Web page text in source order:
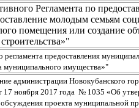
Регламента по
молодым семьям
помещения или создание
предоставления
муниципального имущества»"
администрации Новокубанского
17 ноября 2017 года № 1035 «Об
проекта муниципальной